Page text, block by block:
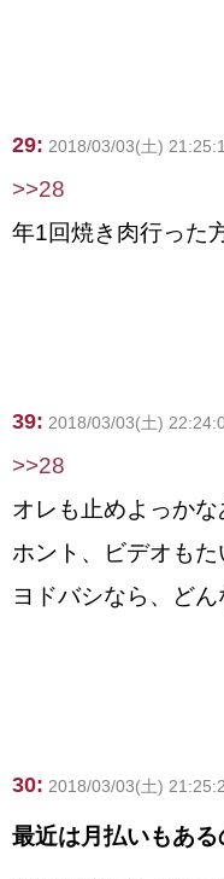
29: 2018/03/03(土)
>>28
年1回焼き肉行った
39: 2018/03/03(土)
>>28
オレも止めよっか
ホント、ビデオも
ヨドバシなら、ど
30: 2018/03/03(土)
最近は月払いもあ